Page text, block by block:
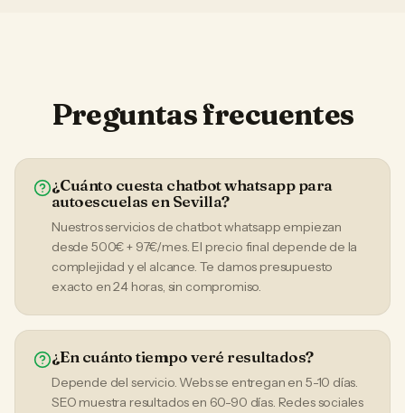
Preguntas frecuentes
¿Cuánto cuesta chatbot whatsapp para
autoescuelas en Sevilla?
Nuestros servicios de chatbot whatsapp empiezan
desde 500€ + 97€/mes. El precio final depende de la
complejidad y el alcance. Te damos presupuesto
exacto en 24 horas, sin compromiso.
¿En cuánto tiempo veré resultados?
Depende del servicio. Webs se entregan en 5-10 días.
SEO muestra resultados en 60-90 días. Redes sociales